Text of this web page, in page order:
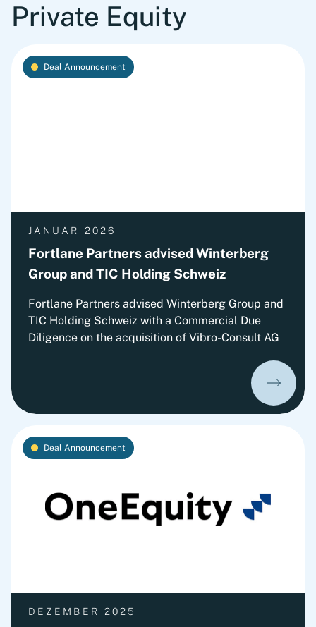
Private Equity
Deal Announcement
JANUAR 2026
Fortlane Partners advised Winterberg
Group and TIC Holding Schweiz
Fortlane Partners advised Winterberg Group and
TIC Holding Schweiz with a Commercial Due
Diligence on the acquisition of Vibro-Consult AG
Deal Announcement
DEZEMBER 2025